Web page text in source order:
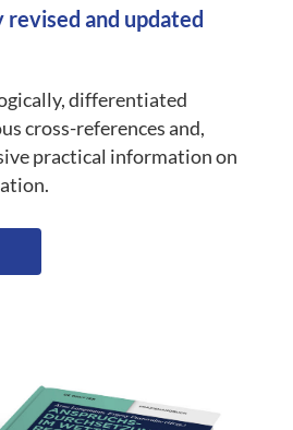
and updated
differentiated
cross-references and,
practical information on